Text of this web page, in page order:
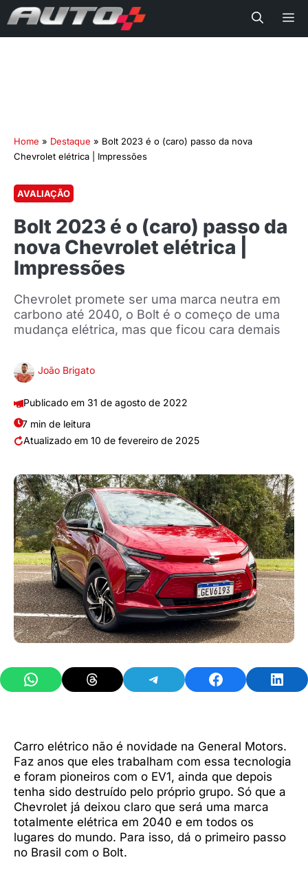
Home » Destaque » Bolt 2023 é o (caro) passo da nova
Chevrolet elétrica | Impressões
AVALIAÇÃO
Bolt 2023 é o (caro) passo da
nova Chevrolet elétrica |
Impressões
Chevrolet promete ser uma marca neutra em
carbono até 2040, o Bolt é o começo de uma
mudança elétrica, mas que ficou cara demais
João Brigato
31 de agosto de 2022
7 min de leitura
10 de fevereiro de 2025
Share on WhatsAppShare on ThreadsShare on TelegramShare on Facebook
Carro elétrico não é novidade na General Motors.
Faz anos que eles trabalham com essa tecnologia
e foram pioneiros com o EV1, ainda que depois
tenha sido destruído pelo próprio grupo. Só que a
Chevrolet já deixou claro que será uma marca
totalmente elétrica em 2040 e em todos os
lugares do mundo. Para isso, dá o primeiro passo
no Brasil com o Bolt.